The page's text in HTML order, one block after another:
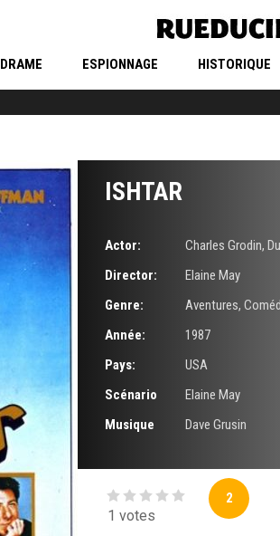
DRAME ESPIONNAGE HISTORIQUE
ISHTAR
Actor: Charles Grodin,
Director:
Elaine May
Genre:
Aventures,
Année:
1987
Pays:
USA
Scénario
Elaine May
Musique
Dave Grusin
1 votes
2